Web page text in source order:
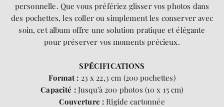
personnelle. Que vous préfériez glisser vos photos dans
des pochettes, les coller ou simplement les conserver avec
soin, cet album offre une solution pratique et élégante
pour préserver vos moments précieux.
SPÉCIFICATIONS
Format : 23 x 22,3 cm (200 pochettes)
Capacité :Jusqu’à 200 photos (10 x 15 cm)
Couverture : Rigide cartonnée